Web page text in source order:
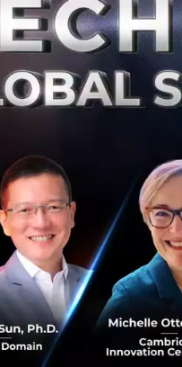
ดตัวอย่างSuper Stay
ตุ๊กตาหมีสัญชาติอเม
ที่มีความนุ่มน
ด้หลายสีเหมือนกับลิปสติ
องการจัด IRL Pop-up
สบการณ์ใหม่อันน่าจดจำไ
Teddy Land ได้เนรมิ
เศษไม่ว่าจะเป็นโซนหมี
หมีและโซนหมีนุ่ม ที่จะสร้